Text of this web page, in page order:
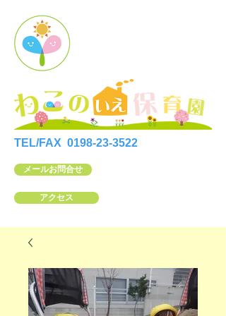
TEL/FAX 0198-23-3522
メールお問合せ
アクセス